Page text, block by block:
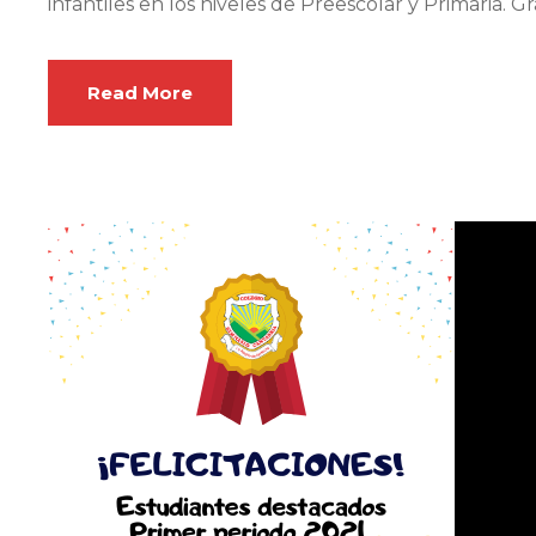
infantiles en los niveles de Preescolar y Primaria.
Read More